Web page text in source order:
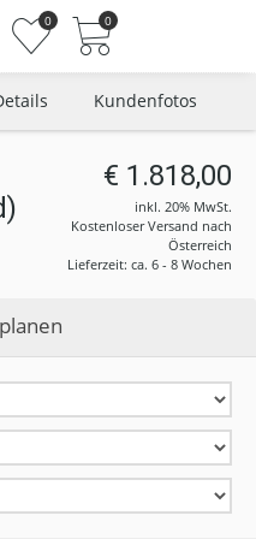
0 0
Kundenfotos
€ 1.818,00
inkl. 20% MwSt.
Kostenloser Versand nach
Österreich
Lieferzeit: ca. 6 - 8 Wochen